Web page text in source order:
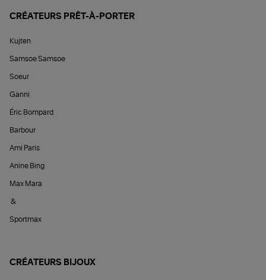
CRÉATEURS PRÊT-À-PORTER
Kujten
Samsoe Samsoe
Soeur
Ganni
Éric Bompard
Barbour
Ami Paris
Anine Bing
Max Mara
&
Sportmax
CRÉATEURS BIJOUX